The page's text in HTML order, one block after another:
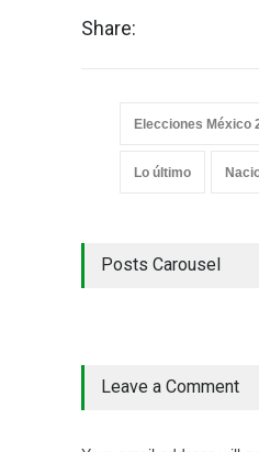
Share:
Elecciones México
Lo último
Posts Carousel
Leave a Comment